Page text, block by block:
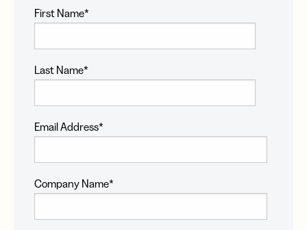
First Name*
Last Name*
Email Address*
Company Name*